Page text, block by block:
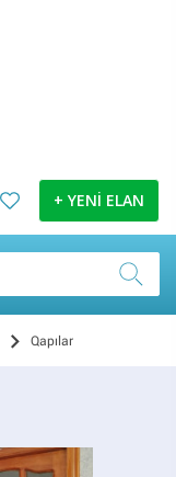
+ YENİ ELAN
Qapılar